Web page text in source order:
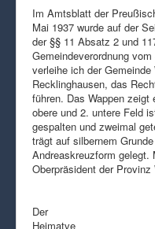
Im Amtsblatt der
Mai 1937 wurde auf der
der §§ 11 Absatz 2 und
Gemeindeverordnung
verleihe ich der
Recklinghausen, das
führen. Das Wappen zeigt
obere und 2. untere Feld
gespalten und zweimal
trägt auf silbernem
Andreaskreuzform gelegt.
Oberpräsident der
Der
Heimatve